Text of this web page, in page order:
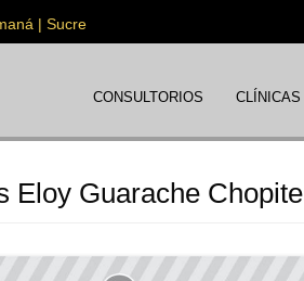
| Sucre
CONSULTORIOS CLÍNICAS
Eloy Guarache Chopite